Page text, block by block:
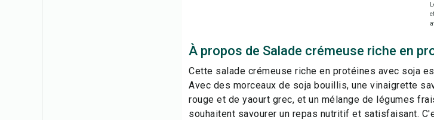
À propos de Salade crémeuse riche en
Cette salade crémeuse riche en protéines avec soja
Avec des morceaux de soja bouillis, une vinaigrette
rouge et de yaourt grec, et un mélange de légumes
souhaitent savourer un repas nutritif et satisfaisant.